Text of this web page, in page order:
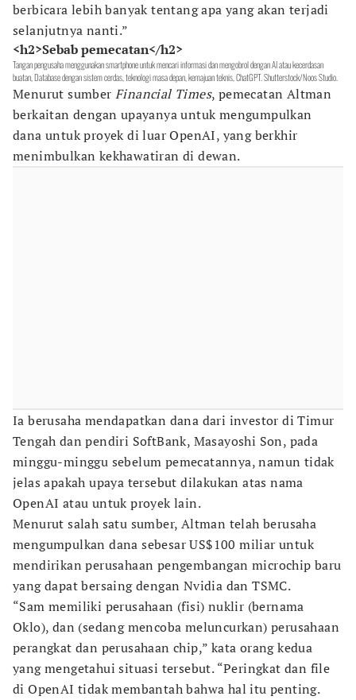
berbicara lebih banyak tentang apa yang akan terjadi
selanjutnya nanti.”
<h2>Sebab pemecatan</h2>
Tangan pengusaha menggunakan smartphone untuk mencari informasi dan mengobrol dengan AI atau kecerdasan
buatan, Database dengan sistem cerdas, teknologi masa depan, kemajuan teknis, ChatGPT. Shutterstock/Noos Studio.
Menurut sumber Financial Times, pemecatan Altman
berkaitan dengan upayanya untuk mengumpulkan
dana untuk proyek di luar OpenAI, yang berkhir
menimbulkan kekhawatiran di dewan.
Ia berusaha mendapatkan dana dari investor di Timur
Tengah dan pendiri SoftBank, Masayoshi Son, pada
minggu-minggu sebelum pemecatannya, namun tidak
jelas apakah upaya tersebut dilakukan atas nama
OpenAI atau untuk proyek lain.
Menurut salah satu sumber, Altman telah berusaha
mengumpulkan dana sebesar US$100 miliar untuk
mendirikan perusahaan pengembangan microchip baru
yang dapat bersaing dengan Nvidia dan TSMC.
“Sam memiliki perusahaan (fisi) nuklir (bernama
Oklo), dan (sedang mencoba meluncurkan) perusahaan
perangkat dan perusahaan chip,” kata orang kedua
yang mengetahui situasi tersebut. “Peringkat dan file
di OpenAI tidak membantah bahwa hal itu penting.